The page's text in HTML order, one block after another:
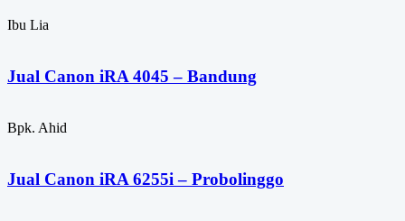
Ibu Lia
Jual Canon iRA 4045 – Bandung
Bpk. Ahid
Jual Canon iRA 6255i – Probolinggo